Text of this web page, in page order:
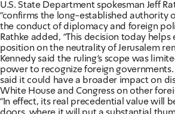
U.S. State Department spokesman Jeff
"confirms the long-established authority
the conduct of diplomacy and foreign
Rathke added, "This decision today helps
position on the neutrality of Jerusalem
Kennedy said the ruling's scope was
power to recognize foreign
said it could have a broader impact on
White House and Congress on other
"In effect, its real precedential value will